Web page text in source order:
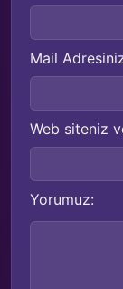
Mail
Web siteniz
Yorumuz: